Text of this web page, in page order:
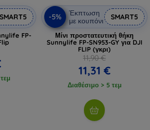
SMART5
FP-
-5%
Έκπτωση
με κουπόνι
SMART5
Μίνι προστατευτική θήκη
Sunnylife FP-SN953-GY για DJI
FLIP (γκρι)
11,90 €
11,31 €
Διαθέσιμο > 5 τεμ